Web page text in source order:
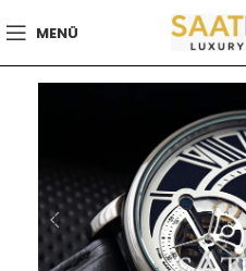
MENÜ